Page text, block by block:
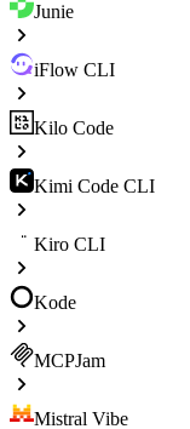
Junie
iFlow CLI
Kilo Code
Kimi Code CLI
Kiro CLI
Kode
MCPJam
Mistral Vibe